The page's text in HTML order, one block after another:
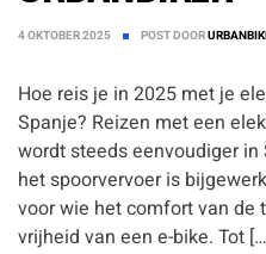
4 OKTOBER 2025 POST DOOR
Hoe reis je in 2025 met je
Spanje? Reizen met een
wordt steeds eenvoudiger
het spoorvervoer is
voor wie het comfort van de
vrijheid van een e-bike. Tot